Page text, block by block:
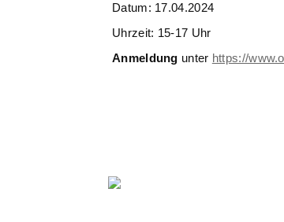
Datum: 17.04.2024
Uhrzeit: 15-17 Uhr
Anmeldung unter https://